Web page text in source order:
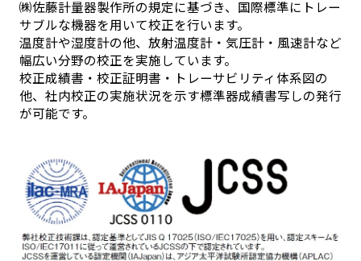
㈱佐藤計量器製作所の規定に基づき、国際標準にトレー
サブルな機器を用いて校正を行います。
温度計や湿度計の他、放射温度計・気圧計・風速計など
幅広い分野の校正を実施しています。
校正成績書・校正証明書・トレーサビリティ体系図の
他、社内校正の実施状況を示す標準器成績書写しの発行
が可能です。